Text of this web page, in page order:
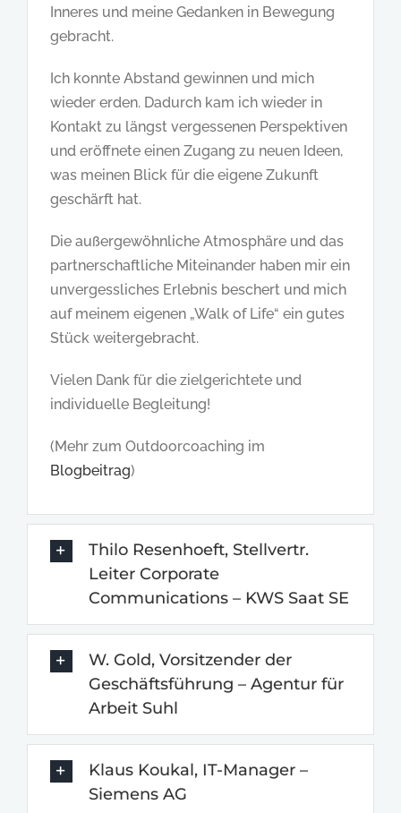
Inneres und meine Gedanken in Bewegung
gebracht.
Ich konnte Abstand gewinnen und mich
wieder erden. Dadurch kam ich wieder in
Kontakt zu längst vergessenen Perspektiven
und eröffnete einen Zugang zu neuen Ideen,
was meinen Blick für die eigene Zukunft
geschärft hat.
Die außergewöhnliche Atmosphäre und das
partnerschaftliche Miteinander haben mir ein
unvergessliches Erlebnis beschert und mich
auf meinem eigenen „Walk of Life“ ein gutes
Stück weitergebracht.
Vielen Dank für die zielgerichtete und
individuelle Begleitung!
(Mehr zum Outdoorcoaching im
Blogbeitrag)
Thilo Resenhoeft, Stellvertr.
Leiter Corporate
Communications – KWS Saat SE
W. Gold, Vorsitzender der
Geschäftsführung – Agentur für
Arbeit Suhl
Klaus Koukal, IT-Manager –
Siemens AG